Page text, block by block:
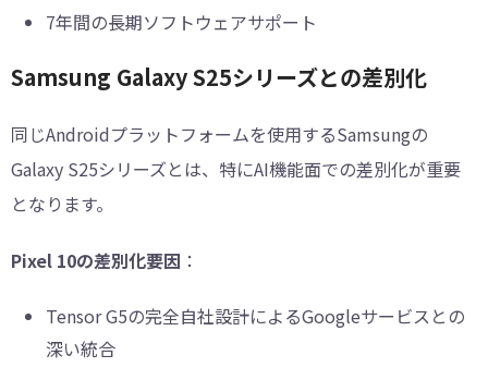
7年間の長期ソフトウェアサポート
Samsung Galaxy S25シリーズとの差別化
同じAndroidプラットフォームを使用するSamsungの
Galaxy S25シリーズとは、特にAI機能面での差別化が重要
となります。
Pixel 10の差別化要因 ：
Tensor G5の完全自社設計によるGoogleサービスとの
深い統合